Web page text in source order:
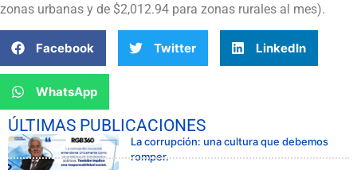
zonas urbanas y de $2,012.94 para zonas rurales al mes).
Facebook Twitter LinkedIn
WhatsApp
ÚLTIMAS PUBLICACIONES
La corrupción: una cultura que debemos
romper.